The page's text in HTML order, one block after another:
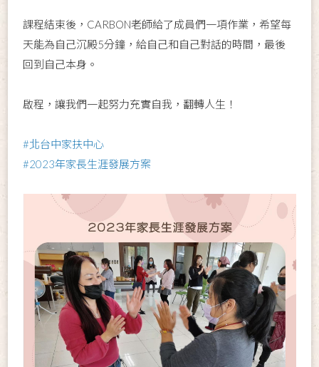
課程結束後，CARBON老師給了成員們一項作業，希望每
天能為自己沉殿5分鐘，給自己和自己對話的時間，最後
回到自己本身。
啟程，讓我們一起努力充實自我，翻轉人生！
#北台中家扶中心
#2023年家長生涯發展方案